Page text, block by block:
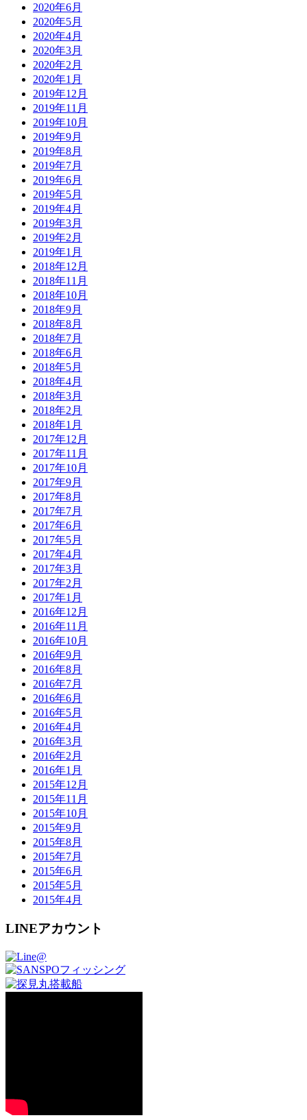
2020年6月
2020年5月
2020年4月
2020年3月
2020年2月
2020年1月
2019年12月
2019年11月
2019年10月
2019年9月
2019年8月
2019年7月
2019年6月
2019年5月
2019年4月
2019年3月
2019年2月
2019年1月
2018年12月
2018年11月
2018年10月
2018年9月
2018年8月
2018年7月
2018年6月
2018年5月
2018年4月
2018年3月
2018年2月
2018年1月
2017年12月
2017年11月
2017年10月
2017年9月
2017年8月
2017年7月
2017年6月
2017年5月
2017年4月
2017年3月
2017年2月
2017年1月
2016年12月
2016年11月
2016年10月
2016年9月
2016年8月
2016年7月
2016年6月
2016年5月
2016年4月
2016年3月
2016年2月
2016年1月
2015年12月
2015年11月
2015年10月
2015年9月
2015年8月
2015年7月
2015年6月
2015年5月
2015年4月
LINEアカウント